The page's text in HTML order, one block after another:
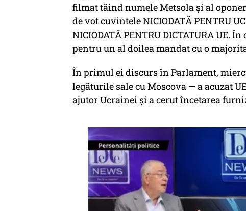
filmat tăind numele Metsola și al
de vot cuvintele NICIODATĂ PENTRU
NICIODATĂ PENTRU DICTATURA UE.
pentru un al doilea mandat cu o
În primul ei discurs în Parlament,
legăturile sale cu Moscova — a acuzat
ajutor Ucrainei și a cerut încetarea